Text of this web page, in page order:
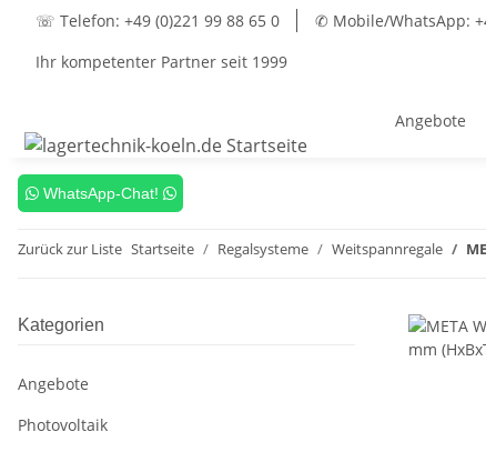
☏ Telefon: +49 (0)221 99 88 65 0 ✆ Mobile/WhatsApp:
Ihr kompetenter Partner seit 1999
WhatsApp-Chat!
Angebote
Zurück zur Liste Startseite Regalsysteme Weitspannregale
Kategorien
Angebote
Photovoltaik